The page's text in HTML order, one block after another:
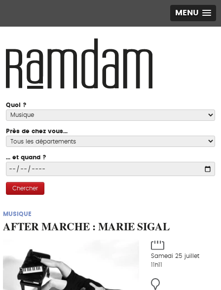
MENU
Quoi ?
Près de chez vous...
... et quand ?
Chercher
MUSIQUE
AFTER MARCHE : MARIE SIGAL
Samedi 25 juillet
11h11